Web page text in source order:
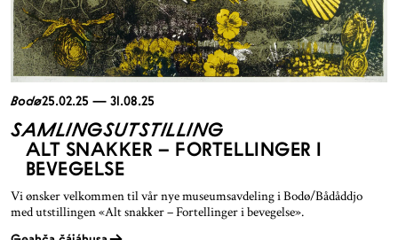
Bodø25.02.25 — 31.08.25
SAMLINGSUTSTILLING
ALT SNAKKER – FORTELLINGER I
BEVEGELSE
Vi ønsker velkommen til vår nye museumsavdeling i Bodø/Bådåddjo
med utstillingen «Alt snakker – Fortellinger i bevegelse».